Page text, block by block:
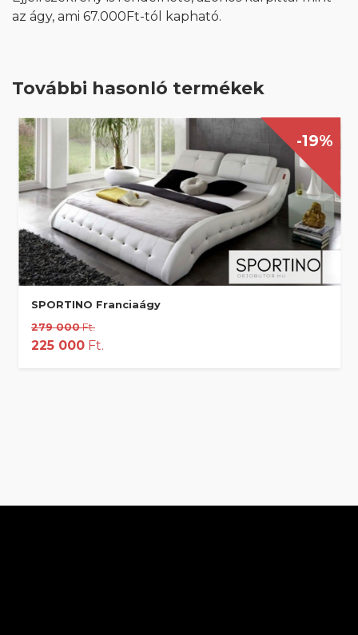
az ágy, ami 67.000Ft-tól kapható.
További hasonló termékek
-19%
SPORTINO Franciaágy
279 000Ft.
225 000 Ft.